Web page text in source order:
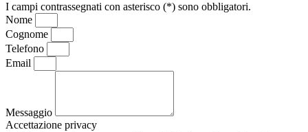
I campi contrassegnati con asterisco (*) sono obbligatori.
Nome
Cognome
Telefono
Email
Messaggio
Accettazione privacy